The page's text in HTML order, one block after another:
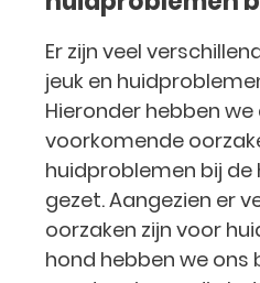
Er zijn veel
jeuk en
Hieronder hebben
voorkomende
huidproblemen bij
gezet. Aangezien er
oorzaken zijn voor
hond hebben we